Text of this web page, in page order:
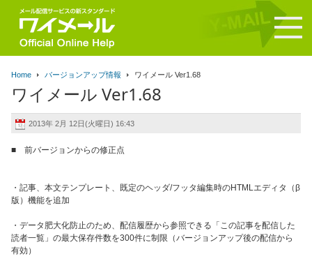
Home バージョンアップ情報 ワイメール Ver1.68
ワイメール Ver1.68
2013年 2月 12日(火曜日) 16:43
■ 前バージョンからの修正点
・記事、本文テンプレート、既定のヘッダ/フッタ編集時のHTMLエディタ（β
版）機能を追加
・データ肥大化防止のため、配信履歴から参照できる「この記事を配信した
読者一覧」の最大保存件数を300件に制限（バージョンアップ後の配信から
有効）